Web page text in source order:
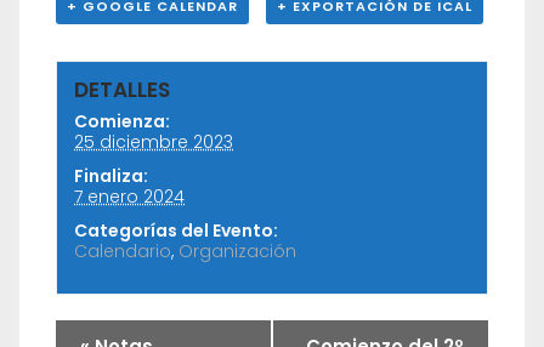
+ GOOGLE CALENDAR + EXPORTACIÓN DE ICAL
DETALLES
Comienza:
25 diciembre 2023
Finaliza:
7 enero 2024
Categorías del Evento:
Calendario, Organización